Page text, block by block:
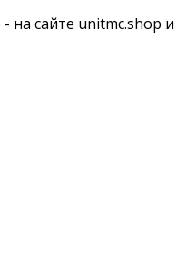
на сайте unitmc.shop и